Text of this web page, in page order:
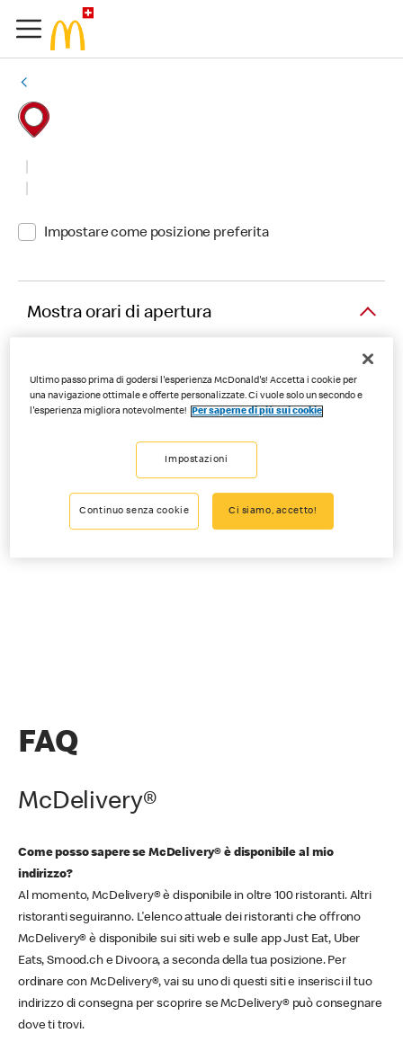
Impostare come posizione preferita
Mostra orari di apertura
FAQ
McDelivery®
Come posso sapere se McDelivery® è disponibile al mio
indirizzo?
Al momento, McDelivery® è disponibile in oltre 100 ristoranti. Altri
ristoranti seguiranno. L'elenco attuale dei ristoranti che offrono
McDelivery® è disponibile sui siti web e sulle app Just Eat, Uber
Eats, Smood.ch e Divoora, a seconda della tua posizione. Per
ordinare con McDelivery®, vai su uno di questi siti e inserisci il tuo
indirizzo di consegna per scoprire se McDelivery® può consegnare
dove ti trovi.
Ultimo passo prima di godersi l'esperienza McDonald's! Accetta i cookie per
una navigazione ottimale e offerte personalizzate. Ci vuole solo un secondo e
l'esperienza migliora notevolmente! Per saperne di più sui cookie
Impostazioni
Continuo senza cookie Ci siamo, accetto!